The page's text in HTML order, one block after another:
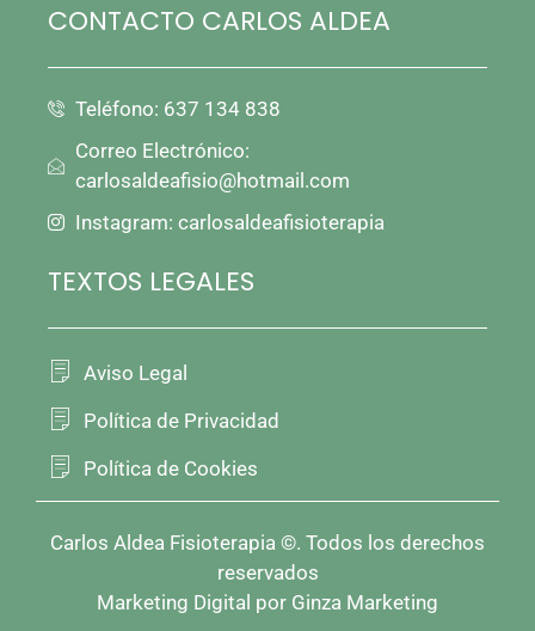
CONTACTO CARLOS ALDEA
Teléfono: 637 134 838
Correo Electrónico:
carlosaldeafisio@hotmail.com
Instagram: carlosaldeafisioterapia
TEXTOS LEGALES
Aviso Legal
Política de Privacidad
Política de Cookies
Carlos Aldea Fisioterapia ©. Todos los derechos
reservados
Marketing Digital por Ginza Marketing